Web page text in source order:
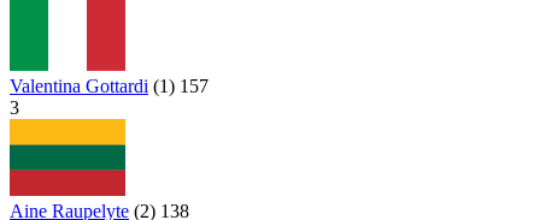
Valentina Gottardi (1) 157
3
Aine Raupelyte (2) 138